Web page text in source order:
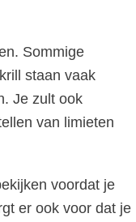
Sommige
staan vaak
Je zult ook
van limieten
voordat je
er ook voor dat je